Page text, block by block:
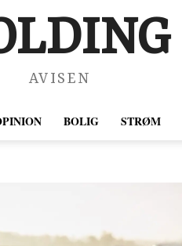
AVISEN
BOLIG STRØM